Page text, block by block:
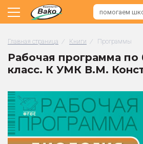
Главная страница / Книги / Программы
Рабочая программа по
класс. К УМК В.М.